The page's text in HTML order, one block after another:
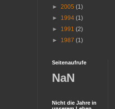
► 2005 (1)
► 1994 (1)
► 1991 (2)
► 1987 (1)
Seitenaufrufe
NaN
Nicht die Jahre in